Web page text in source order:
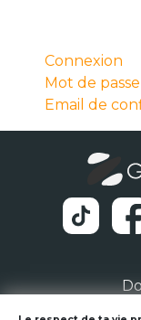
Connexion
Mot de
Email de